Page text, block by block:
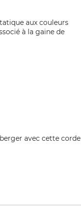
aux couleurs
à la gaine de
avec cette corde